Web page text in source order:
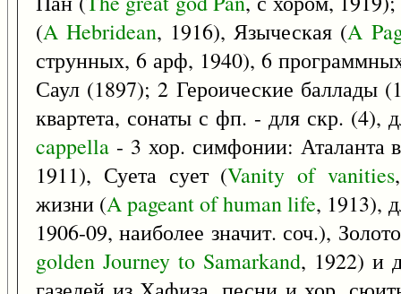
(A Hebridean, 1916), Языческая (A
струнных, 6 арф, 1940), 6
Саул (1897); 2 Героические баллады
квартета, сонаты с фп. - для скр. (4),
cappella - 3 хор. симфонии: Аталанта
1911), Суета сует (Vanity of vanities
жизни (Apageantofhumanlife, 1913),
1906-09, наиболее значит. соч.),
golden Journey to Samarkand, 1922) и